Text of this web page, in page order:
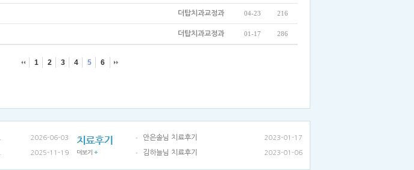
더탑치과교정과 04-23 216
더탑치과교정과 01-17 286
1 2 3 4 5 6
2026-06-03
2025-11-19
안은솔님 치료후기 2023-01-17
김하늘님 치료후기 2023-01-06